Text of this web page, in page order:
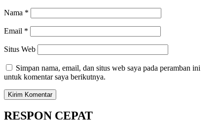
Nama *
Email *
Situs Web
Simpan nama, email, dan situs web saya pada peramban ini
untuk komentar saya berikutnya.
RESPON CEPAT